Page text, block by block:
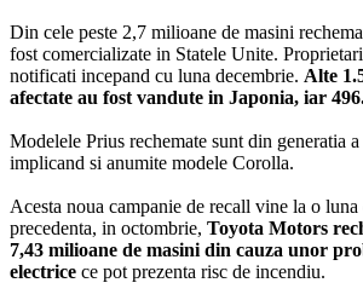
Din cele peste 2,7 milioane de masini
fost comercializate in Statele Unite.
notificati incepand cu luna decembrie. Alte
afectate au fost vandute in Japonia, iar
Modelele Prius rechemate sunt din generatia
implicand si anumite modele Corolla.
Acesta noua campanie de recall vine la o luna
precedenta, in octombrie, Toyota Motors
7,43 milioane de masini din cauza unor
electrice ce pot prezenta risc de incendiu.